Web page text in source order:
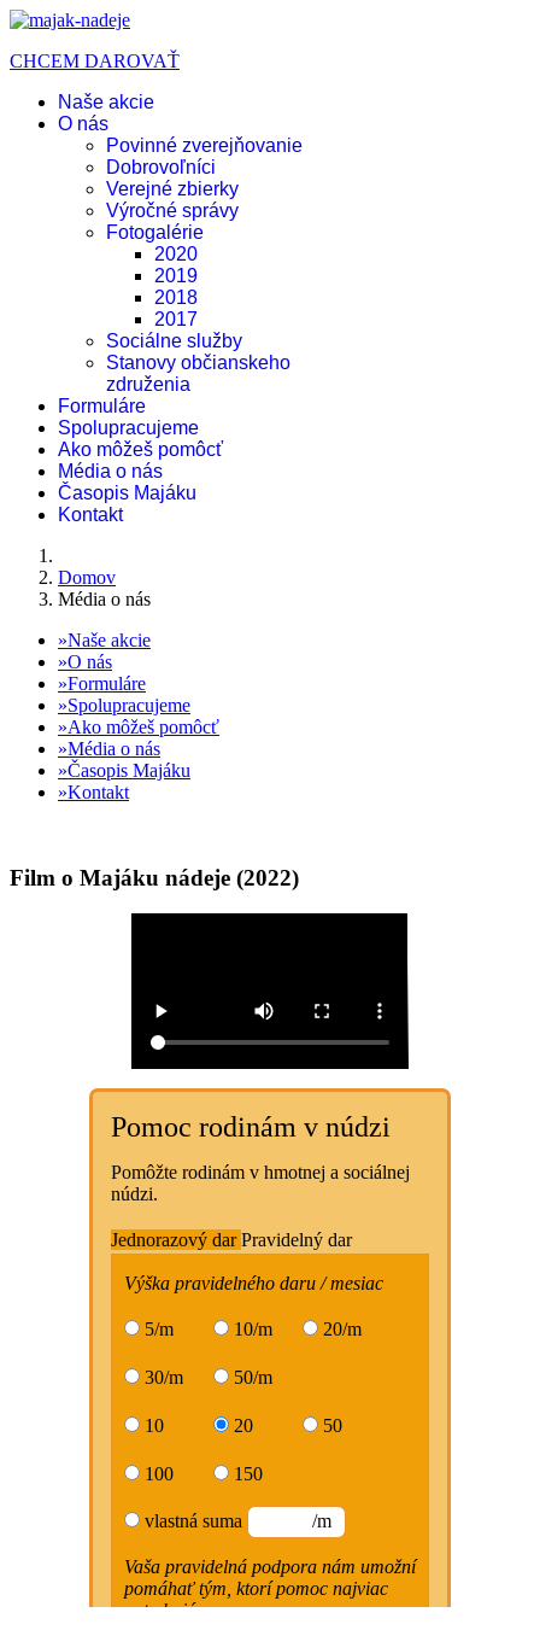
CHCEM DAROVAŤ
Naše akcie
O nás
Povinné zverejňovanie
Dobrovoľníci
Verejné zbierky
Výročné správy
Fotogalérie
2020
2019
2018
2017
Sociálne služby
Stanovy občianskeho
združenia
Formuláre
Spolupracujeme
Ako môžeš pomôcť
Média o nás
Časopis Majáku
Kontakt
Domov
Média o nás
Naše akcie
O nás
Formuláre
Spolupracujeme
Ako môžeš pomôcť
Média o nás
Časopis Majáku
Kontakt
Film o Majáku nádeje (2022)